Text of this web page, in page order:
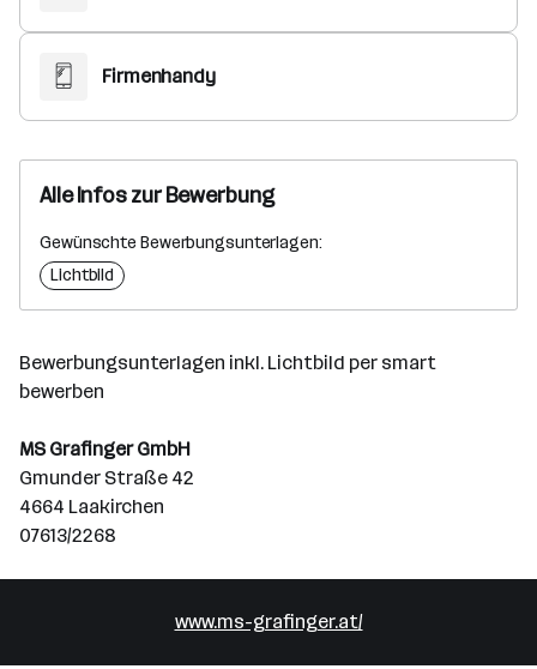
Firmenhandy
Alle Infos zur Bewerbung
Gewünschte Bewerbungsunterlagen:
Lichtbild
Bewerbungsunterlagen inkl. Lichtbild per smart
bewerben
MS Grafinger GmbH
Gmunder Straße 42
4664 Laakirchen
07613/2268
www.ms-grafinger.at/